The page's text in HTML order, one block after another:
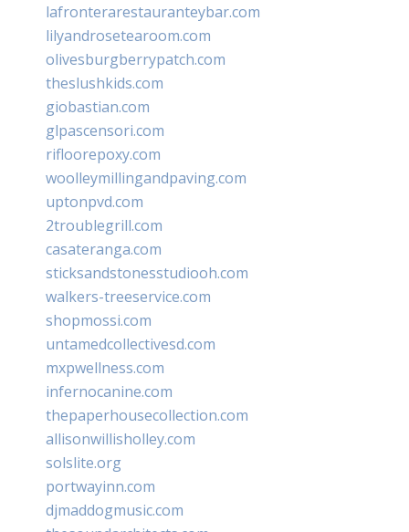
lafronterarestauranteybar.com
lilyandrosetearoom.com
olivesburgberrypatch.com
theslushkids.com
giobastian.com
glpascensori.com
rifloorepoxy.com
woolleymillingandpaving.com
uptonpvd.com
2troublegrill.com
casateranga.com
sticksandstonesstudiooh.com
walkers-treeservice.com
shopmossi.com
untamedcollectivesd.com
mxpwellness.com
infernocanine.com
thepaperhousecollection.com
allisonwillisholley.com
solslite.org
portwayinn.com
djmaddogmusic.com